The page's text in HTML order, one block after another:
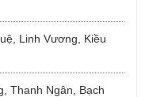
Linh Vương, Kiều
Thanh Ngân, Bạch